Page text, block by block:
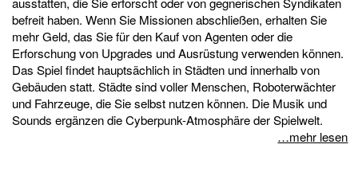
befreit haben. Wenn Sie Missionen abschließen, erhalten Sie
mehr Geld, das Sie für den Kauf von Agenten oder die
Erforschung von Upgrades und Ausrüstung verwenden können.
Das Spiel findet hauptsächlich in Städten und innerhalb von
Gebäuden statt. Städte sind voller Menschen, Roboterwächter
und Fahrzeuge, die Sie selbst nutzen können. Die Musik und
Sounds ergänzen die Cyberpunk-Atmosphäre der Spielwelt.
…mehr lesen